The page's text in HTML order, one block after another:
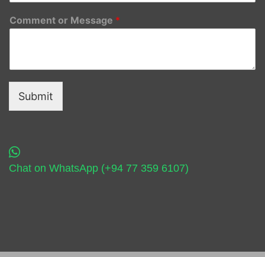
Comment or Message *
Submit
Chat on WhatsApp (+94 77 359 6107)